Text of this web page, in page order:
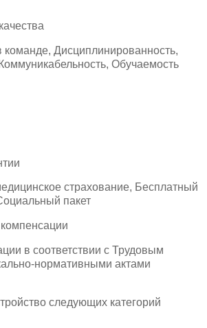
команде, Дисциплинированность,
Обучаемость
страхование, Бесплатный
пакет
в соответствии с Трудовым
нормативными актами
следующих категорий